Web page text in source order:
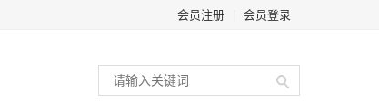
会员注册 会员登录